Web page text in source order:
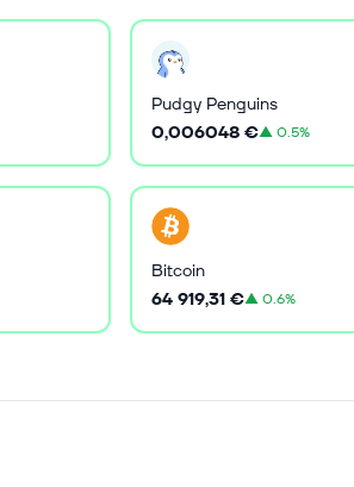
Pudgy Penguins
0,006048 €▲0.5%
Bitcoin
64 919,31 €▲0.6%